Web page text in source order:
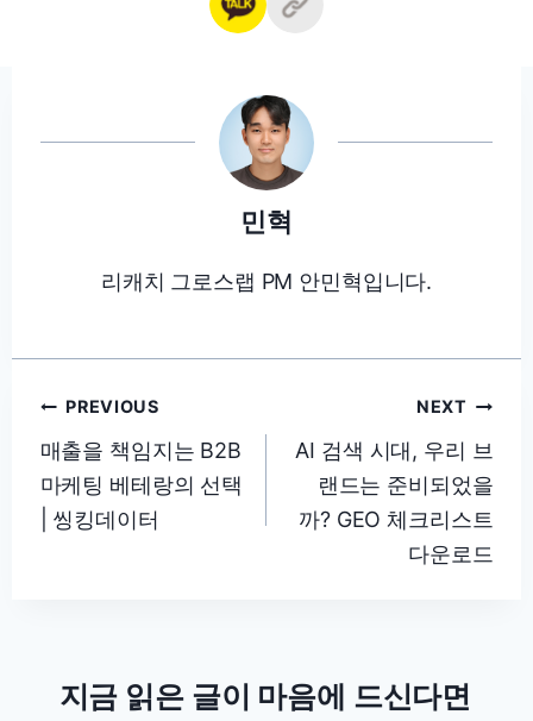
민혁
리캐치 그로스랩 PM 안민혁입니다.
글
탐
색
PREVIOUS
매출을 책임지는 B2B
마케팅 베테랑의 선택
| 씽킹데이터
NEXT
AI 검색 시대, 우리 브
랜드는 준비되었을
까? GEO 체크리스트
다운로드
지금 읽은 글이 마음에 드신다면